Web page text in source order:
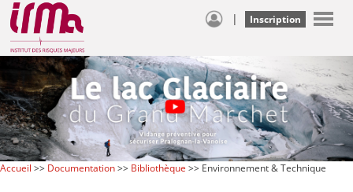
| Inscription
Accueil >> Documentation>> Bibliothèque >> Environnement & Technique